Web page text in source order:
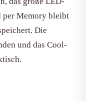
per Memory bleibt
Die
und das Cool-